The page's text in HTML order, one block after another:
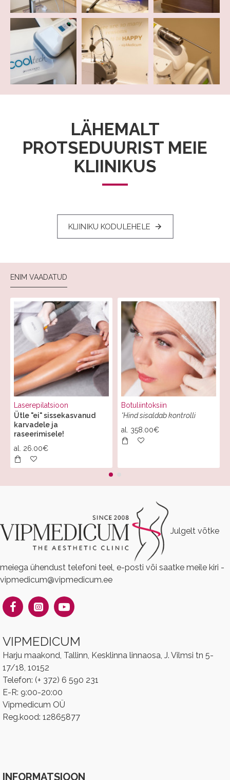
LÄHEMALT
PROTSEDUURIST MEIE
KLIINIKUS
KLIINIKU KODULEHELE
ENIM VAADATUD
Laserepilatsioon
Ütle "ei" sissekasvanud
karvadele ja
raseerimisele!
al. 26.00€
Botuliintoksiin
*Hind sisaldab kontrolli
al. 358.00€
Julgelt võtke
meiega ühendust telefoni teel, e-posti või saatke meile kiri -
vipmedicum@vipmedicum.ee
VIPMEDICUM
Harju maakond, Tallinn, Kesklinna linnaosa, J. Vilmsi tn 5-
17/18, 10152
Telefon: (+ 372) 6 590 231
E-R: 9:00-20:00
Vipmedicum OÜ
Reg.kood: 12865877
INFORMATSIOON